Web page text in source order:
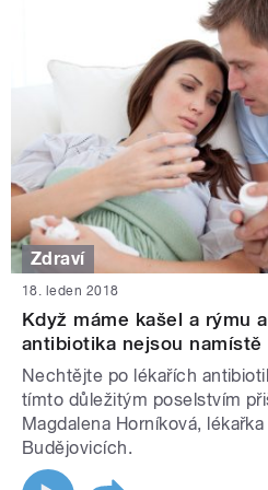
Zdraví
18. leden 2018
Když máme kašel a rýmu
antibiotika nejsou namístě
Nechtějte po lékařích
tímto důležitým poselstvím
Magdalena Horníková,
Budějovicích.